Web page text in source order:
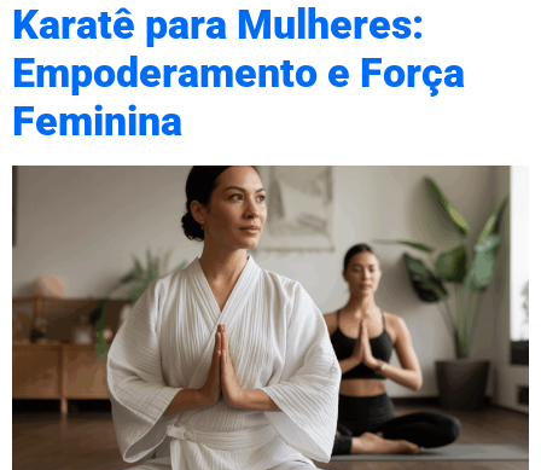
Karatê para Mulheres:
Empoderamento e Força
Feminina